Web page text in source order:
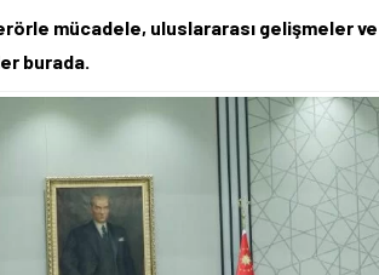
mücadele, uluslararası gelişmeler
burada.